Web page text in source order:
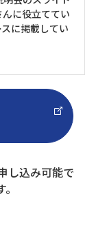
に役立ててい
に掲載してい
し込み可能で